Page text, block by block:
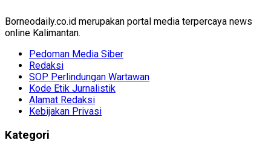
Borneodaily.co.id merupakan portal media terpercaya news
online Kalimantan.
Pedoman Media Siber
Redaksi
SOP Perlindungan Wartawan
Kode Etik Jurnalistik
Alamat Redaksi
Kebijakan Privasi
Kategori